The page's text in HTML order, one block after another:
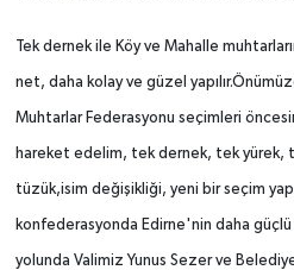
Tek dernek ile Köy ve Mahalle
net, daha kolay ve güzel
Muhtarlar Federasyonu seçimleri
hareket edelim, tek dernek, tek yürek,
tüzük,isim değişikliği, yeni bir seçim
konfederasyonda Edirne'nin daha güçlü
yolunda Valimiz Yunus Sezer ve